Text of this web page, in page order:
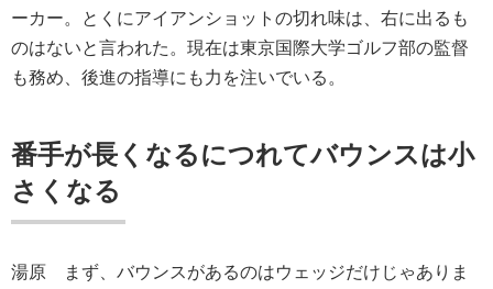
ーカー。とくにアイアンショットの切れ味は、右に出るも
のはないと言われた。現在は東京国際大学ゴルフ部の監督
も務め、後進の指導にも力を注いでいる。
番手が長くなるにつれてバウンスは小
さくなる
湯原 まず、バウンスがあるのはウェッジだけじゃありま